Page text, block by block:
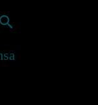
Pesquisar